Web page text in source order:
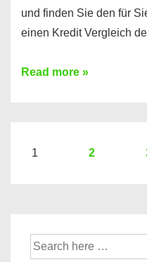
und finden Sie den für
einen Kredit Vergleich
Sie
Hier
Banken
Read more »
1 2
Suche
nach: